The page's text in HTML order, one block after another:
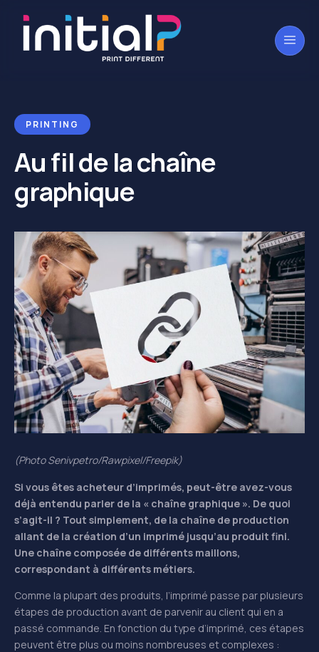
PRINTING
Au fil de la chaîne
graphique
(Photo Senivpetro/Rawpixel/Freepik)
Si vous êtes acheteur d’imprimés, peut-être avez-vous
déjà entendu parler de la « chaîne graphique ». De quoi
s’agit-il ? Tout simplement, de la chaîne de production
allant de la création d’un imprimé jusqu’au produit fini.
Une chaîne composée de différents maillons,
correspondant à différents métiers.
Comme la plupart des produits, l’imprimé passe par plusieurs
étapes de production avant de parvenir au client qui en a
passé commande. En fonction du type d’imprimé, ces étapes
peuvent être plus ou moins nombreuses et complexes :